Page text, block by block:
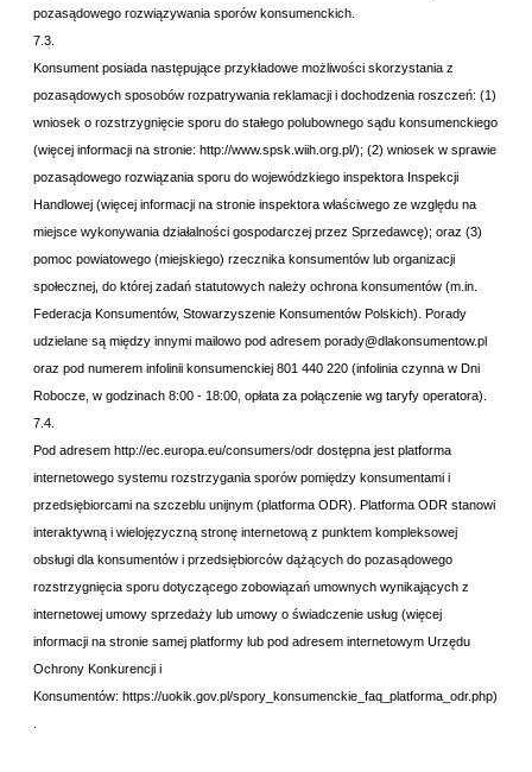
pozasądowego rozwiązywania sporów konsumenckich.
7.3.
Konsument posiada następujące przykładowe możliwości skorzystania z
pozasądowych sposobów rozpatrywania reklamacji i dochodzenia roszczeń: (1)
wniosek o rozstrzygnięcie sporu do stałego polubownego sądu konsumenckiego
(więcej informacji na stronie: http://www.spsk.wiih.org.pl/); (2) wniosek w sprawie
pozasądowego rozwiązania sporu do wojewódzkiego inspektora Inspekcji
Handlowej (więcej informacji na stronie inspektora właściwego ze względu na
miejsce wykonywania działalności gospodarczej przez Sprzedawcę); oraz (3)
pomoc powiatowego (miejskiego) rzecznika konsumentów lub organizacji
społecznej, do której zadań statutowych należy ochrona konsumentów (m.in.
Federacja Konsumentów, Stowarzyszenie Konsumentów Polskich). Porady
udzielane są między innymi mailowo pod adresem porady@dlakonsumentow.pl
oraz pod numerem infolinii konsumenckiej 801 440 220 (infolinia czynna w Dni
Robocze, w godzinach 8:00 - 18:00, opłata za połączenie wg taryfy operatora).
7.4.
Pod adresem http://ec.europa.eu/consumers/odr dostępna jest platforma
internetowego systemu rozstrzygania sporów pomiędzy konsumentami i
przedsiębiorcami na szczeblu unijnym (platforma ODR). Platforma ODR stanowi
interaktywną i wielojęzyczną stronę internetową z punktem kompleksowej
obsługi dla konsumentów i przedsiębiorców dążących do pozasądowego
rozstrzygnięcia sporu dotyczącego zobowiązań umownych wynikających z
internetowej umowy sprzedaży lub umowy o świadczenie usług (więcej
informacji na stronie samej platformy lub pod adresem internetowym Urzędu
Ochrony Konkurencji i
Konsumentów: https://uokik.gov.pl/spory_konsumenckie_faq_platforma_odr.php)